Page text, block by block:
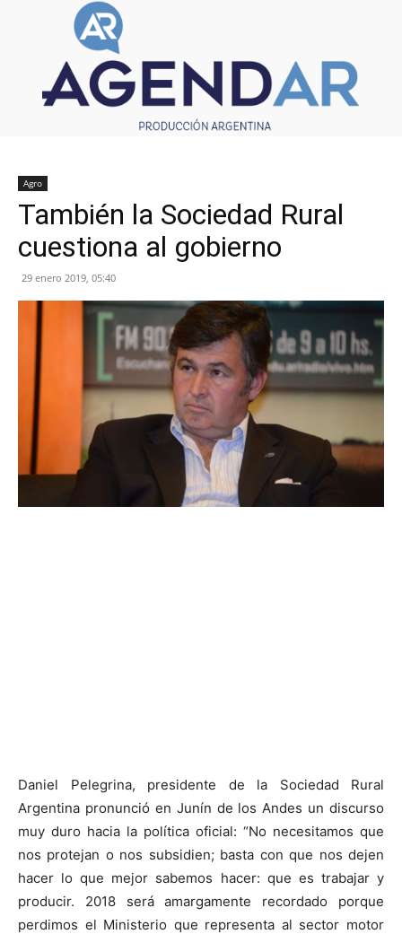
Agro
También la Sociedad Rural
cuestiona al gobierno
29 enero 2019, 05:40
Daniel Pelegrina, presidente de la Sociedad Rural
Argentina pronunció en Junín de los Andes un discurso
muy duro hacia la política oficial: “No necesitamos que
nos protejan o nos subsidien; basta con que nos dejen
hacer lo que mejor sabemos hacer: que es trabajar y
producir. 2018 será amargamente recordado porque
perdimos el Ministerio que representa al sector motor